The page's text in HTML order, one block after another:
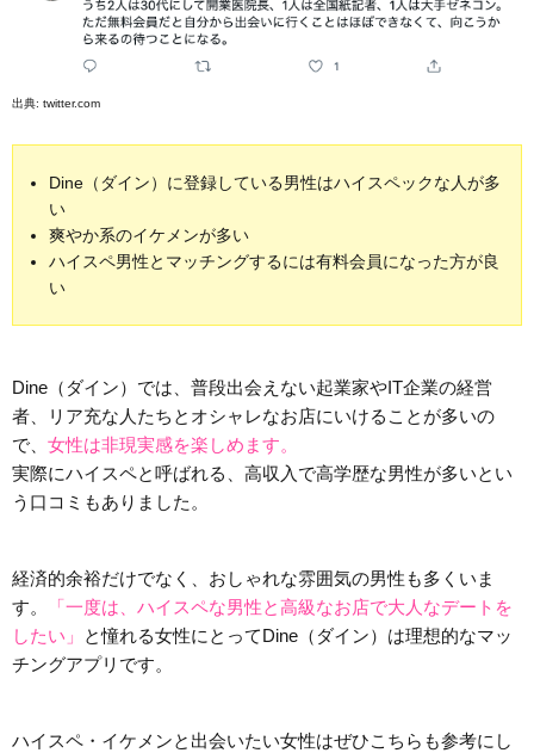
出典: twitter.com
Dine（ダイン）に登録している男性はハイスペックな人が多
い
爽やか系のイケメンが多い
ハイスペ男性とマッチングするには有料会員になった方が良
い
Dine（ダイン）では、普段出会えない起業家やIT企業の経営
者、リア充な人たちとオシャレなお店にいけることが多いの
で、 女性は非現実感を楽しめます。
実際にハイスペと呼ばれる、高収入で高学歴な男性が多いとい
う口コミもありました。
経済的余裕だけでなく、おしゃれな雰囲気の男性も多くいま
す。
「一度は、ハイスペな男性と高級なお店で大人なデートを
したい」
と憧れる女性にとってDine（ダイン）は理想的なマッ
チングアプリです。
ハイスペ・イケメンと出会いたい女性はぜひこちらも参考にし